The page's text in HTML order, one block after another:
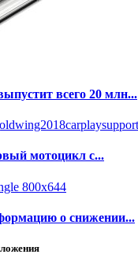
всего 20 млн...
мотоцикл с...
о снижении...